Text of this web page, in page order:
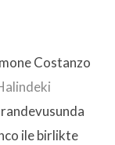
Costanzo
ile birlikte